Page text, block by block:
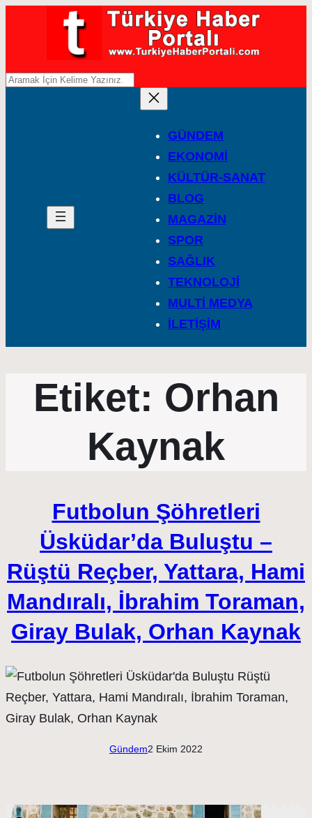
A
GÜNDEM
EKONOMİ
KÜLTÜR-SANAT
BLOG
MAGAZİN
SPOR
SAĞLIK
TEKNOLOJİ
MULTİ MEDYA
İLETİŞİM
Etiket: Orhan
Kaynak
Futbolun Şöhretleri
Üsküdar’da Buluştu –
Rüştü Reçber, Yattara, Hami
Mandıralı, İbrahim Toraman,
Giray Bulak, Orhan Kaynak
Gündem2 Ekim 2022